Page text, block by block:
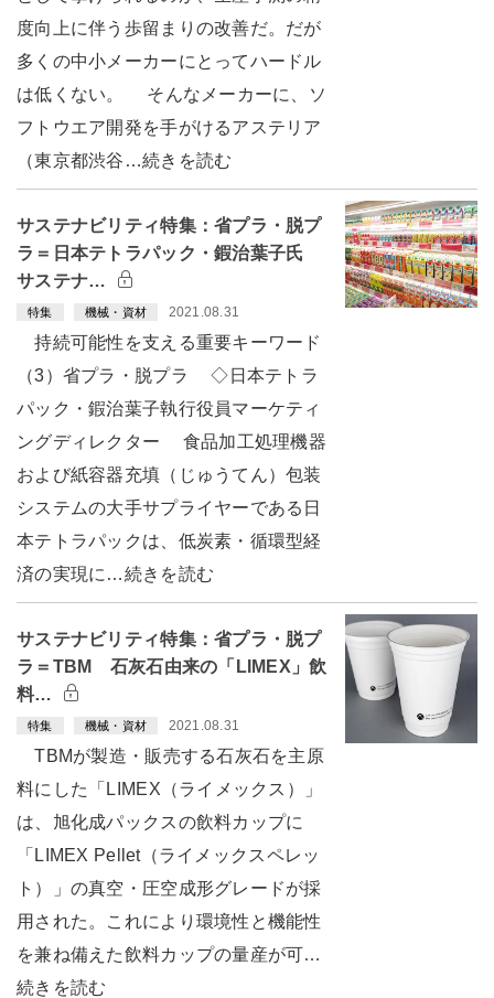
度向上に伴う歩留まりの改善だ。だが
多くの中小メーカーにとってハードル
は低くない。 そんなメーカーに、ソ
フトウエア開発を手がけるアステリア
（東京都渋谷…続きを読む
サステナビリティ特集：省プラ・脱プ
ラ＝日本テトラパック・鍜治葉子氏
サステナ…
特集 機械・資材 2021.08.31
持続可能性を支える重要キーワード
（3）省プラ・脱プラ ◇日本テトラ
パック・鍜治葉子執行役員マーケティ
ングディレクター 食品加工処理機器
および紙容器充填（じゅうてん）包装
システムの大手サプライヤーである日
本テトラパックは、低炭素・循環型経
済の実現に…続きを読む
サステナビリティ特集：省プラ・脱プ
ラ＝TBM 石灰石由来の「LIMEX」飲
料…
特集 機械・資材 2021.08.31
TBMが製造・販売する石灰石を主原
料にした「LIMEX（ライメックス）」
は、旭化成パックスの飲料カップに
「LIMEX Pellet（ライメックスペレッ
ト）」の真空・圧空成形グレードが採
用された。これにより環境性と機能性
を兼ね備えた飲料カップの量産が可…
続きを読む